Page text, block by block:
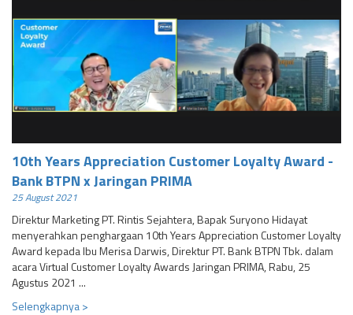
10th Years Appreciation Customer Loyalty Award -
Bank BTPN x Jaringan PRIMA
25 August 2021
Direktur Marketing PT. Rintis Sejahtera, Bapak Suryono Hidayat
menyerahkan penghargaan 10th Years Appreciation Customer Loyalty
Award kepada Ibu Merisa Darwis, Direktur PT. Bank BTPN Tbk. dalam
acara Virtual Customer Loyalty Awards Jaringan PRIMA, Rabu, 25
Agustus 2021 ...
Selengkapnya >